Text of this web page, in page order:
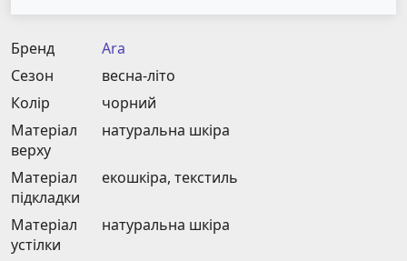
Бренд
Ara
Сезон
весна-літо
Колір
чорний
Матеріал
верху
натуральна шкіра
Матеріал
підкладки
екошкіра, текстиль
Матеріал
устілки
натуральна шкіра